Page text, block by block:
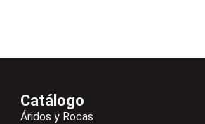
Catálogo
Áridos y Rocas